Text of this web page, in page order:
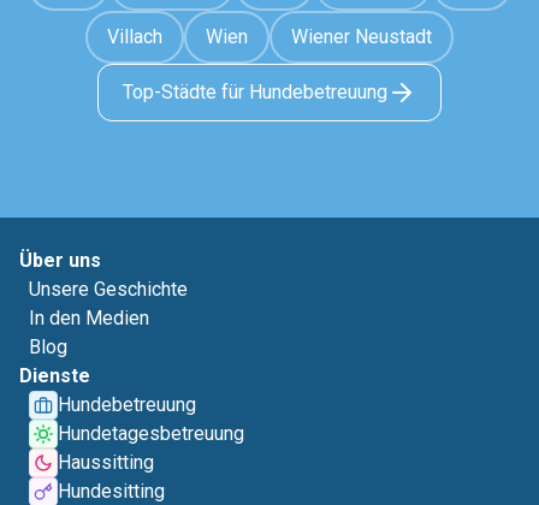
Villach Wien Wiener Neustadt
Top-Städte für Hundebetreuung
Über uns
Unsere Geschichte
In den Medien
Blog
Dienste
Hundebetreuung
Hundetagesbetreuung
Haussitting
Hundesitting